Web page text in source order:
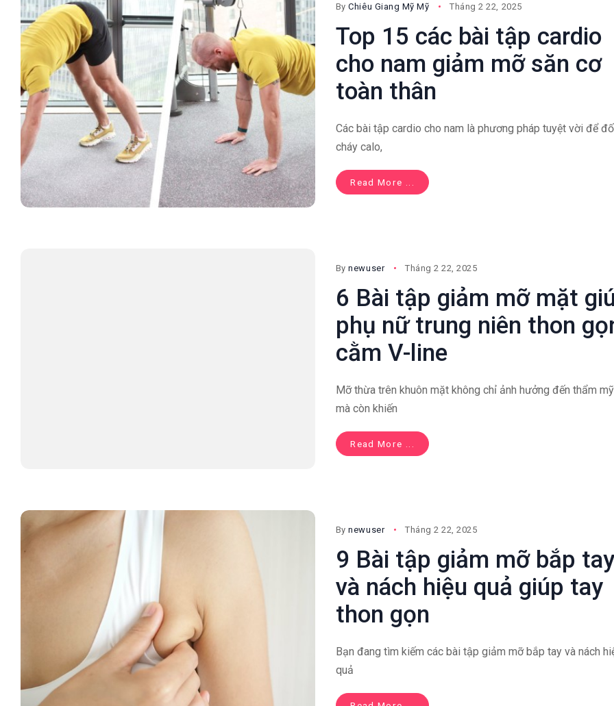
ByChiêu Giang Mỹ Mỹ Tháng 2 22, 2025
Top 15 các bài tập cardio
cho nam giảm mỡ săn cơ
toàn thân
Các bài tập cardio cho nam là phương pháp tuyệt vời để
cháy calo,
Read More ...
Bynewuser Tháng 2 22, 2025
6 Bài tập giảm mỡ mặt
phụ nữ trung niên thon
cằm V-line
Mỡ thừa trên khuôn mặt không chỉ ảnh hưởng đến thẩm mỹ
mà còn khiến
Read More ...
Bynewuser Tháng 2 22, 2025
9 Bài tập giảm mỡ bắp tay
và nách hiệu quả giúp tay
thon gọn
Bạn đang tìm kiếm các bài tập giảm mỡ bắp tay và nách
quả